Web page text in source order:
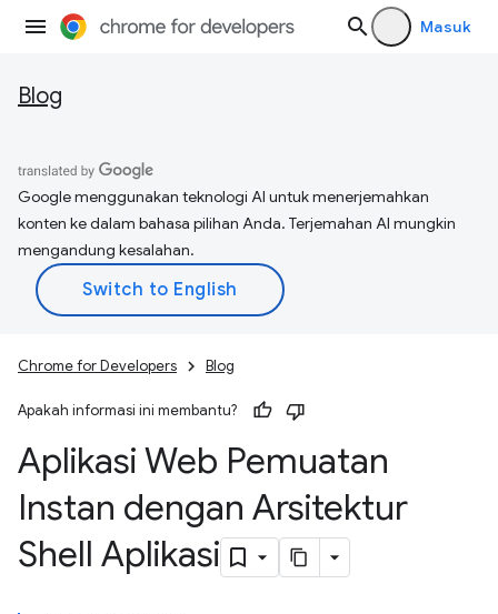
Masuk
Blog
Google menggunakan teknologi AI untuk menerjemahkan
konten ke dalam bahasa pilihan Anda. Terjemahan AI mungkin
mengandung kesalahan.
Chrome for Developers Blog
Apakah informasi ini membantu?
Aplikasi Web Pemuatan
Instan dengan Arsitektur
Shell Aplikasi